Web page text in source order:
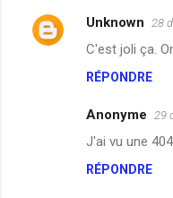
C
Unknown 28
C'est joli ça.
RÉPONDRE
Anonyme 29
J'ai vu une
RÉPONDRE